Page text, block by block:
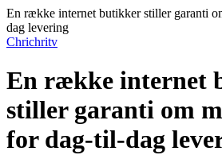
En række internet butikker stiller garanti
dag levering
Chrichritv
En række internet
stiller garanti om
for dag-til-dag